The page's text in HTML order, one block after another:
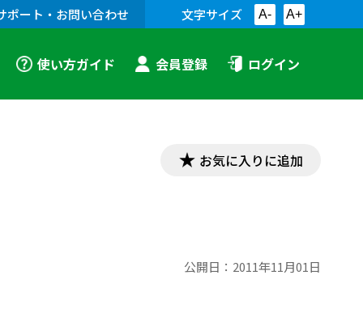
ポート・お問い合わせ 文字サイズ A- A+
使い方ガイド 会員登録 ログイン
お気に入りに追加
公開日： 2011年11月01日